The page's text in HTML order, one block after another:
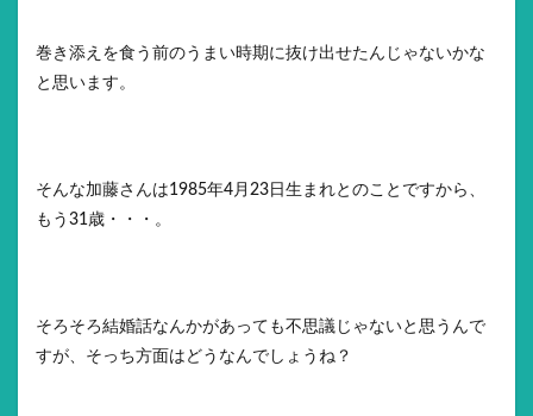
巻き添えを食う前のうまい時期に抜け出せたんじゃないかな
と思います。
そんな加藤さんは1985年4月23日生まれとのことですから、
もう31歳・・・。
そろそろ結婚話なんかがあっても不思議じゃないと思うんで
すが、そっち方面はどうなんでしょうね？